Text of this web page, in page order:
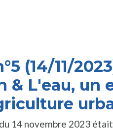
(14/11/
& L'eau, un
du 14 novembre 2023